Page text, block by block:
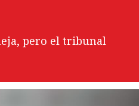
pero el tribunal